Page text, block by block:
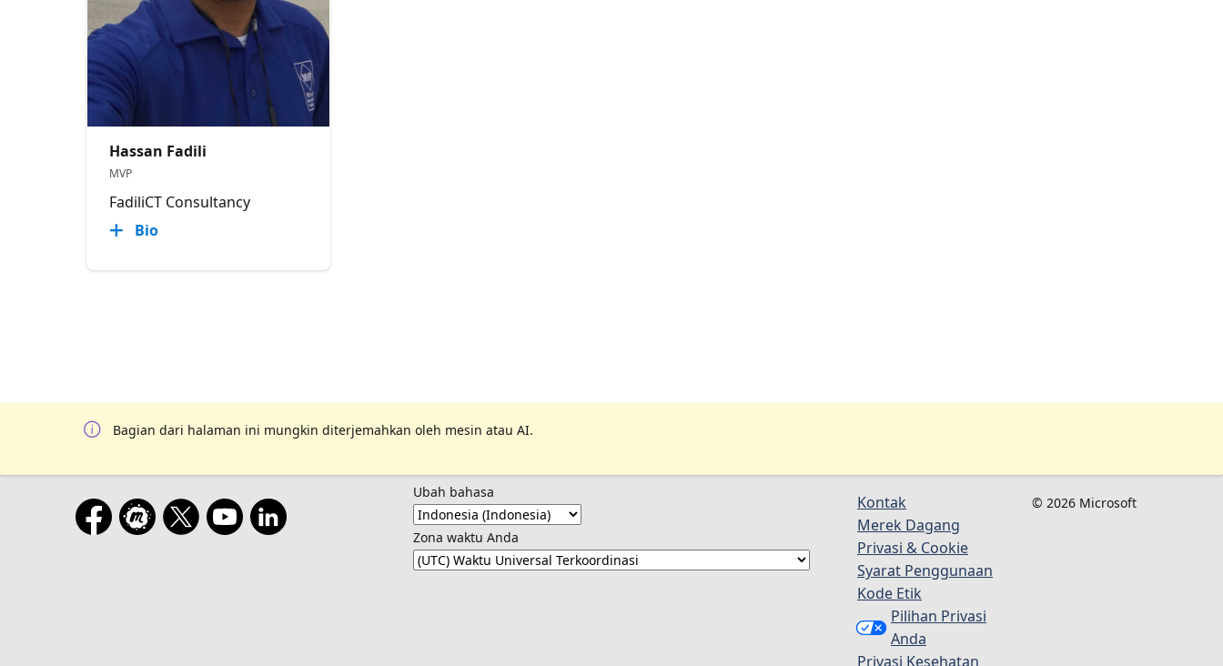
Hassan Fadili
MVP
FadiliCT Consultancy
Bio
Bagian dari halaman ini mungkin diterjemahkan oleh mesin atau AI.
Ubah bahasa
Zona waktu Anda
Kontak
Merek Dagang
Privasi & Cookie
Syarat Penggunaan
Kode Etik
Pilihan Privasi
Anda
Privasi Kesehatan
© 2026 Microsoft